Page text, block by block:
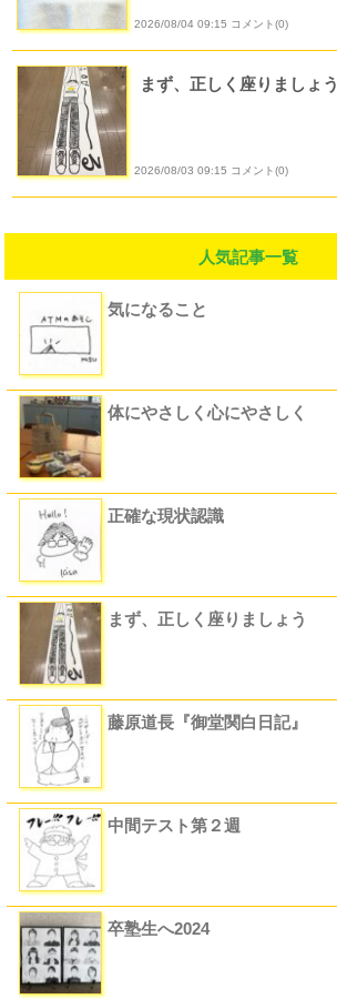
2026/08/04 09:15 コメント(0)
まず、正しく座りましょう
2026/08/03 09:15 コメント(0)
人気記事一覧
気になること
17ビュー 体にやさしく心にやさしく
7ビュー 正確な現状認識
6ビュー まず、正しく座りましょう
4ビュー 藤原道長『御堂関白日記』
4ビュー 中間テスト第２週
4ビュー 卒塾生へ2024